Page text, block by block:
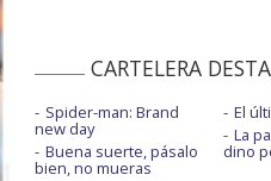
CARTELERA
Spider-man: Brand
new day
Buena suerte, pásalo
bien, no mueras
El
La
dino